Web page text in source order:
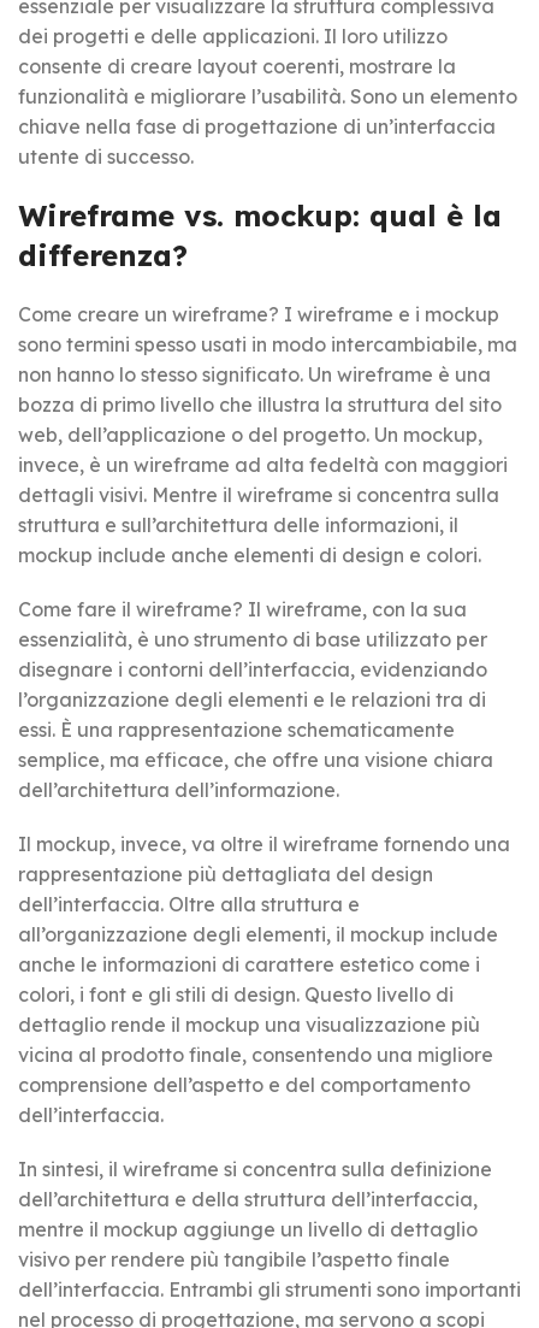
essenziale per visualizzare la struttura complessiva
dei progetti e delle applicazioni. Il loro utilizzo
consente di creare layout coerenti, mostrare la
funzionalità e migliorare l’usabilità. Sono un elemento
chiave nella fase di progettazione di un’interfaccia
utente di successo.
Wireframe vs. mockup: qual è la
differenza?
Come creare un wireframe? I wireframe e i mockup
sono termini spesso usati in modo intercambiabile, ma
non hanno lo stesso significato. Un wireframe è una
bozza di primo livello che illustra la struttura del sito
web, dell’applicazione o del progetto. Un mockup,
invece, è un wireframe ad alta fedeltà con maggiori
dettagli visivi. Mentre il wireframe si concentra sulla
struttura e sull’architettura delle informazioni, il
mockup include anche elementi di design e colori.
Come fare il wireframe? Il wireframe, con la sua
essenzialità, è uno strumento di base utilizzato per
disegnare i contorni dell’interfaccia, evidenziando
l’organizzazione degli elementi e le relazioni tra di
essi. È una rappresentazione schematicamente
semplice, ma efficace, che offre una visione chiara
dell’architettura dell’informazione.
Il mockup, invece, va oltre il wireframe fornendo una
rappresentazione più dettagliata del design
dell’interfaccia. Oltre alla struttura e
all’organizzazione degli elementi, il mockup include
anche le informazioni di carattere estetico come i
colori, i font e gli stili di design. Questo livello di
dettaglio rende il mockup una visualizzazione più
vicina al prodotto finale, consentendo una migliore
comprensione dell’aspetto e del comportamento
dell’interfaccia.
In sintesi, il wireframe si concentra sulla definizione
dell’architettura e della struttura dell’interfaccia,
mentre il mockup aggiunge un livello di dettaglio
visivo per rendere più tangibile l’aspetto finale
dell’interfaccia. Entrambi gli strumenti sono importanti
nel processo di progettazione, ma servono a scopi